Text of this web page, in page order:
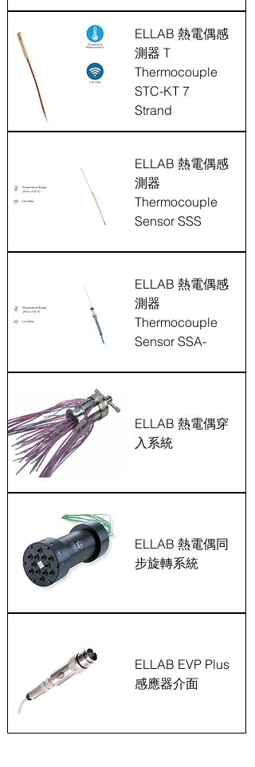
ELLAB 熱電偶感
測器 T
Thermocouple
STC-KT 7
Strand
ELLAB 熱電偶感
測器
Thermocouple
Sensor SSS
ELLAB 熱電偶感
測器
Thermocouple
Sensor SSA-
ELLAB 熱電偶穿
入系統
ELLAB 熱電偶同
步旋轉系統
ELLAB EVP Plus
感應器介面